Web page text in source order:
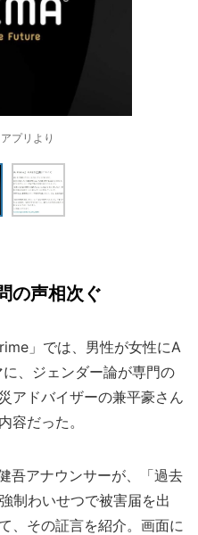
プリより
の声相次ぐ
」では、男性が女性にA
、ジェンダー論が専門の
アドバイザーの兼平豪さん
容だった。
吾アナウンサーが、「過去
制わいせつで被害届を出
、その証言を紹介。画面に